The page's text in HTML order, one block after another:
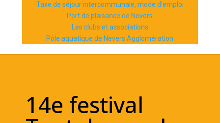
Taxe de séjour intercommunale, mode d’emploi
Port de plaisance de Nevers
Les clubs et associations
Pôle aquatique de Nevers Agglomération
14e festival